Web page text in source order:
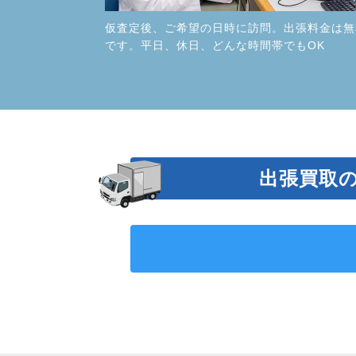
仮査定後、ご希望の日時に訪問。出張料金は
です。平日、休日、どんな時間帯でもOK
出張買取